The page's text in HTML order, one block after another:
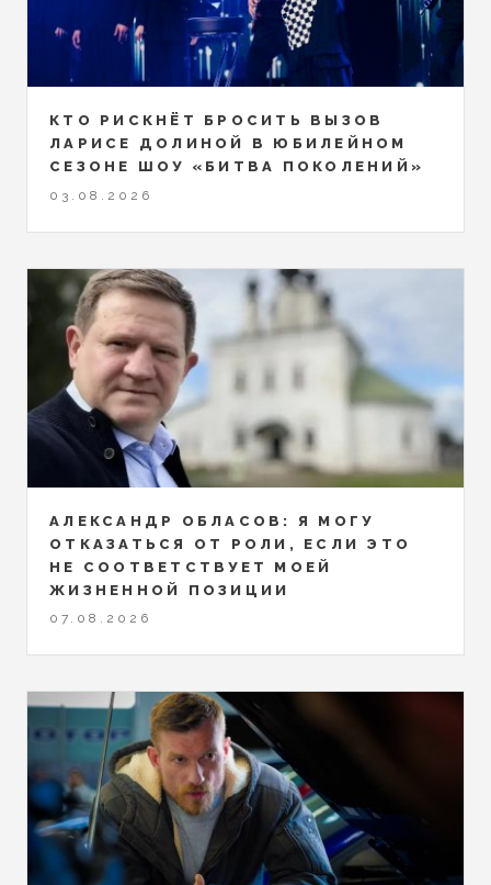
КТО РИСКНЁТ БРОСИТЬ ВЫЗОВ
ЛАРИСЕ ДОЛИНОЙ В ЮБИЛЕЙНОМ
СЕЗОНЕ ШОУ «БИТВА ПОКОЛЕНИЙ»
03.08.2026
АЛЕКСАНДР ОБЛАСОВ: Я МОГУ
ОТКАЗАТЬСЯ ОТ РОЛИ, ЕСЛИ ЭТО
НЕ СООТВЕТСТВУЕТ МОЕЙ
ЖИЗНЕННОЙ ПОЗИЦИИ
07.08.2026